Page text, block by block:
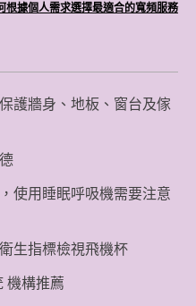
根據個人需求選擇最適合的寬頻服務
護牆身、地板、窗台及傢
使用睡眠呼吸機需要注意
生指標檢視飛機杯
機構推薦